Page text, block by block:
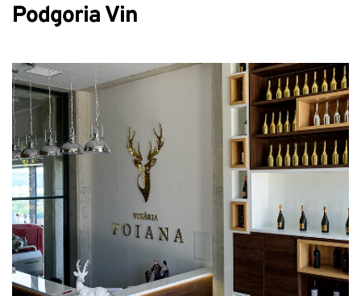
Podgoria Vin